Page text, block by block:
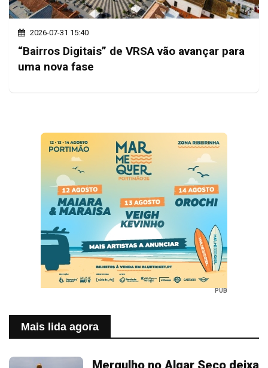
2026-07-31 15:40
“Bairros Digitais” de VRSA vão avançar para
uma nova fase
PUB
Mais lida agora